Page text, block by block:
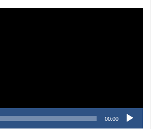
00:00